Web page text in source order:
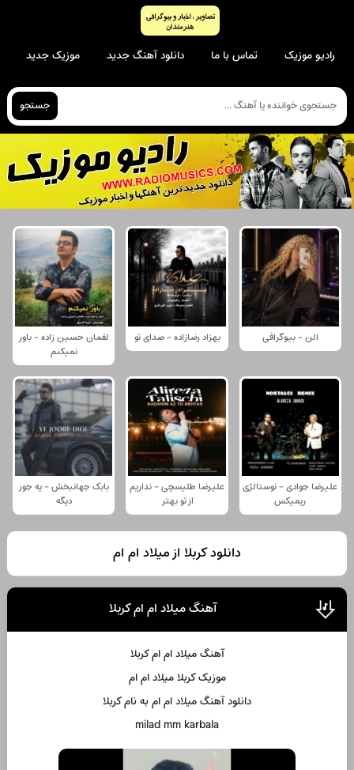
رادیو موزیک تماس با ما دانلود آهنگ جدید موزیک جدید
جستجو
الن - بیوگرافی بهزاد رضازاده - صدای تو
لقمان حسین زاده - باور
نمیکنم
علیرضا جوادی - نوستالژی
ریمیکس
علیرضا طلیسچی - نداریم
از تو بهتر
بابک جهانبخش - یه جور
دیگه
دانلود کربلا از میلاد ام ام
آهنگ میلاد ام ام کربلا
آهنگ میلاد ام ام کربلا
موزیک کربلا میلاد ام ام
دانلود آهنگ میلاد ام ام به نام کربلا
milad mm karbala